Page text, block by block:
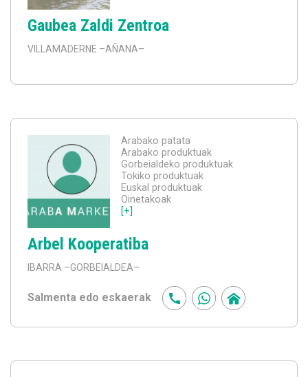
Gaubea Zaldi Zentroa
VILLAMADERNE –AÑANA–
Arabako patata
Arabako produktuak
Gorbeialdeko produktuak
Tokiko produktuak
Euskal produktuak
Oinetakoak
[+]
Arbel Kooperatiba
IBARRA –GORBEIALDEA–
Salmenta edo eskaerak